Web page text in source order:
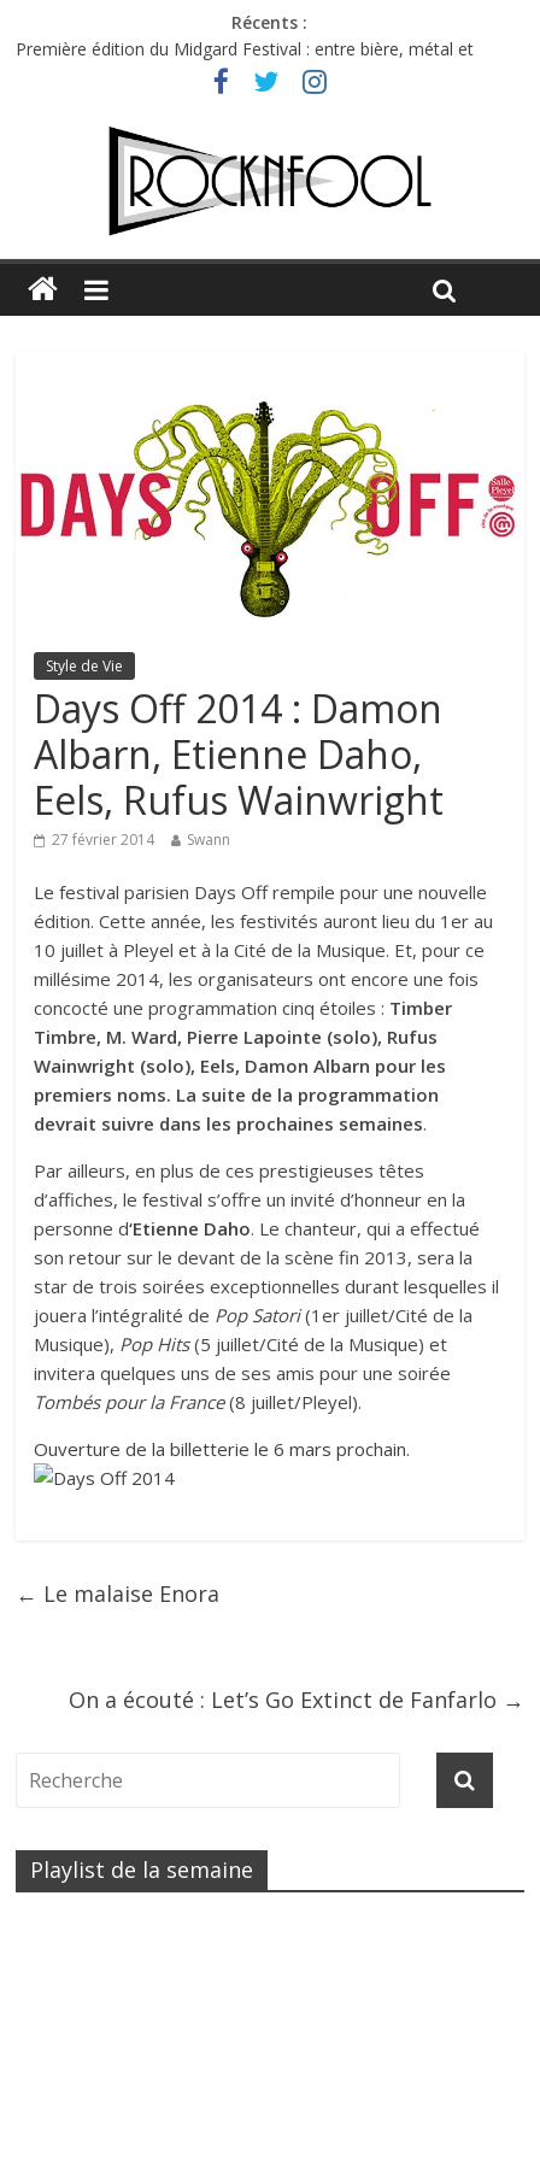
Récents :
Première édition du Midgard Festival : entre bière, métal et
Charlie Puth à l’Olympia : la leçon de pop du Professeur Puth
Festival Triptyque : un nouveau festival de musique indépendant
Hellfest 2026 vendredi : température et émotions en hausse
Hellfest 2026 jeudi : impossible de choisir entre chaleur et bonne
Style de Vie
Days Off 2014 : Damon
Albarn, Etienne Daho,
Eels, Rufus Wainwright
27 février 2014 Swann
Le festival parisien Days Off rempile pour une nouvelle
édition. Cette année, les festivités auront lieu du 1er au
10 juillet à Pleyel et à la Cité de la Musique. Et, pour ce
millésime 2014, les organisateurs ont encore une fois
concocté une programmation cinq étoiles : Timber
Timbre, M. Ward, Pierre Lapointe (solo), Rufus
Wainwright (solo), Eels, Damon Albarn pour les
premiers noms. La suite de la programmation
devrait suivre dans les prochaines semaines.
Par ailleurs, en plus de ces prestigieuses têtes
d’affiches, le festival s’offre un invité d’honneur en la
personne d‘Etienne Daho. Le chanteur, qui a effectué
son retour sur le devant de la scène fin 2013, sera la
star de trois soirées exceptionnelles durant lesquelles il
jouera l’intégralité de Pop Satori(1er juillet/Cité de la
Musique), Pop Hits(5 juillet/Cité de la Musique) et
invitera quelques uns de ses amis pour une soirée
Tombés pour la France(8 juillet/Pleyel).
Ouverture de la billetterie le 6 mars prochain.
← Le malaise Enora
On a écouté : Let’s Go Extinct de Fanfarlo →
Playlist de la semaine